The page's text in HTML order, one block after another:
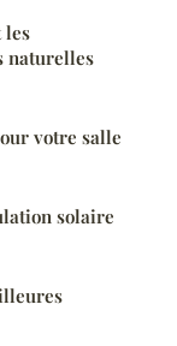
les
naturelles
votre salle
solaire